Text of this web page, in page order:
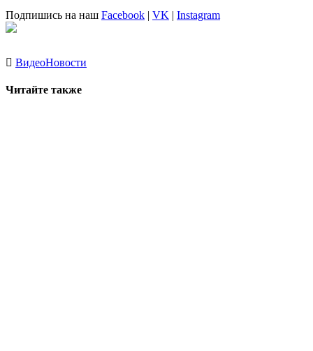
Подпишись на наш Facebook | VK | Instagram
ВидеоНовости
Читайте также